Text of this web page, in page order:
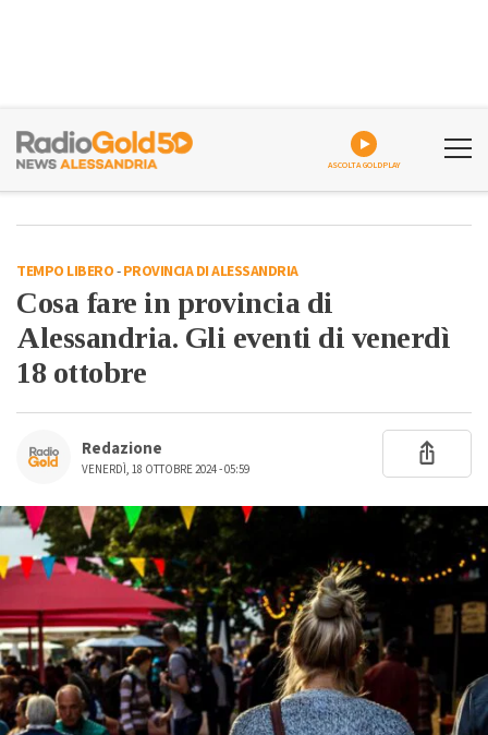
ASCOLTA GOLDPLAY
TEMPO LIBERO-PROVINCIA DI ALESSANDRIA
Cosa fare in provincia di
Alessandria. Gli eventi di venerdì
18 ottobre
Redazione
VENERDÌ, 18 OTTOBRE 2024 - 05:59